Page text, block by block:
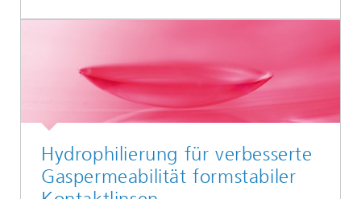
Hydrophilierung für verbesserte
Gaspermeabilität formstabiler